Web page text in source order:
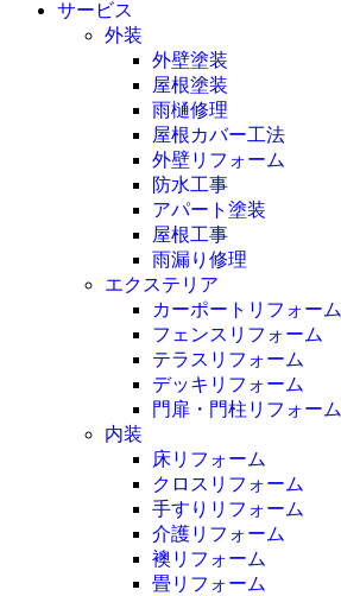
サービス
外装
外壁塗装
屋根塗装
雨樋修理
屋根カバー工法
外壁リフォーム
防水工事
アパート塗装
屋根工事
雨漏り修理
エクステリア
カーポートリフォーム
フェンスリフォーム
テラスリフォーム
デッキリフォーム
門扉・門柱リフォーム
内装
床リフォーム
クロスリフォーム
手すりリフォーム
介護リフォーム
襖リフォーム
畳リフォーム